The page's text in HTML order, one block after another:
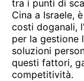
tra i punti di
Cina a Israele,
costi doganali,
per la gestione
soluzioni
questi fattori,
competitività.